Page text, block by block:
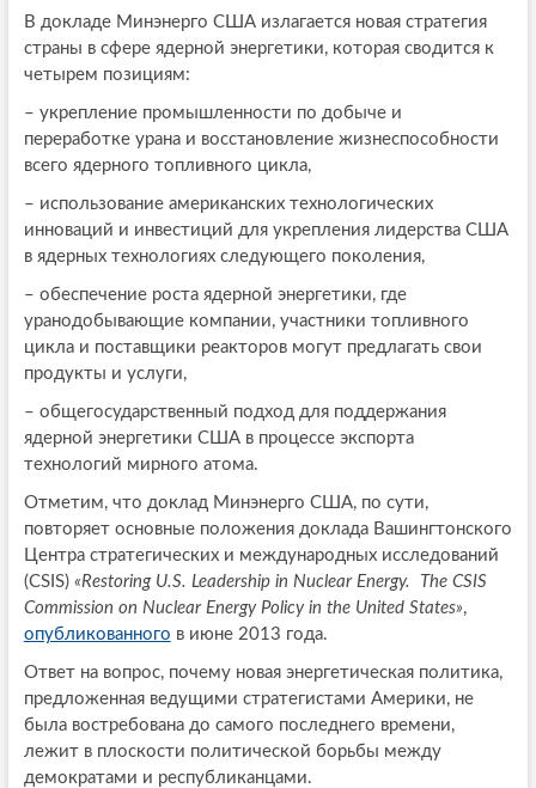
В докладе Минэнерго США излагается новая стратегия
страны в сфере ядерной энергетики, которая сводится к
четырем позициям:
– укрепление промышленности по добыче и
переработке урана и восстановление жизнеспособности
всего ядерного топливного цикла,
– использование американских технологических
инноваций и инвестиций для укрепления лидерства США
в ядерных технологиях следующего поколения,
– обеспечение роста ядерной энергетики, где
уранодобывающие компании, участники топливного
цикла и поставщики реакторов могут предлагать свои
продукты и услуги,
– общегосударственный подход для поддержания
ядерной энергетики США в процессе экспорта
технологий мирного атома.
Отметим, что доклад Минэнерго США, по сути,
повторяет основные положения доклада Вашингтонского
Центра стратегических и международных исследований
(CSIS) «Restoring U.S. Leadership in Nuclear Energy. The CSIS
Commission on Nuclear Energy Policy in the United States»,
опубликованного в июне 2013 года.
Ответ на вопрос, почему новая энергетическая политика,
предложенная ведущими стратегистами Америки, не
была востребована до самого последнего времени,
лежит в плоскости политической борьбы между
демократами и республиканцами.